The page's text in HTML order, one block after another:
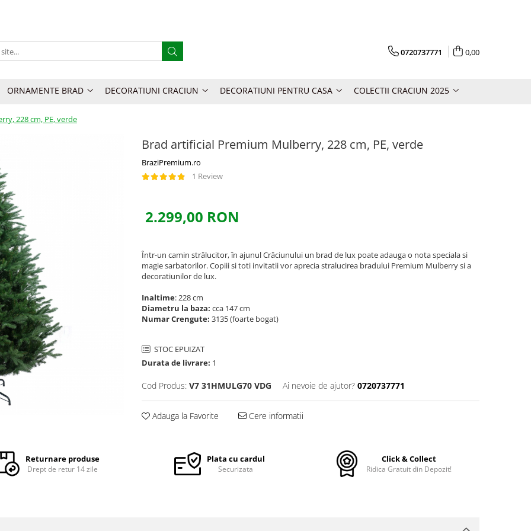
0720737771 0,00
ORNAMENTE BRAD DECORATIUNI CRACIUN DECORATIUNI PENTRU CASA COLECTII CRACIUN 2025
228 cm, PE, verde
Brad artificial Premium Mulberry, 228 cm, PE, verde
BraziPremium.ro
1 Review
2.299,00 RON
Într-un camin strălucitor, în ajunul Crăciunului un brad de lux poate adauga o nota speciala si
magie sarbatorilor. Copiii si toti invitatii vor aprecia stralucirea bradului Premium Mulberry si a
decoratiunilor de lux.
Inaltime: 228 cm
Diametru la baza: cca 147 cm
Numar Crengute: 3135 (foarte bogat)
STOC EPUIZAT
Durata de livrare: 1
Cod Produs: V7 31HMULG70 VDG Ai nevoie de ajutor? 0720737771
Adauga la Favorite Cere informatii
Returnare produse
Drept de retur 14 zile
Plata cu cardul
Securizata
Click & Collect
Ridica Gratuit din Depozit!